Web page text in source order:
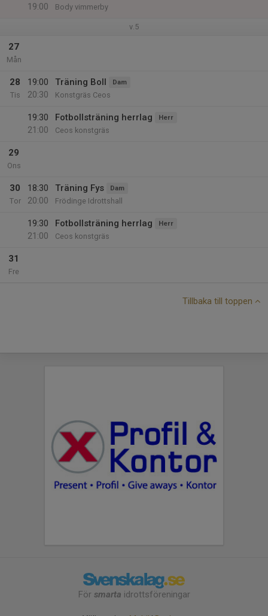
19:00
Body vimmerby
v.5
27
Mån
28
Tis
19:00
20:30
Träning Boll Dam
Konstgräs Ceos
19:30
21:00
Fotbollsträning herrlag Herr
Ceos konstgräs
29
Ons
30
Tor
18:30
20:00
Träning Fys Dam
Frödinge Idrottshall
19:30
21:00
Fotbollsträning herrlag Herr
Ceos konstgräs
31
Fre
Tillbaka till toppen
För smarta idrottsföreningar